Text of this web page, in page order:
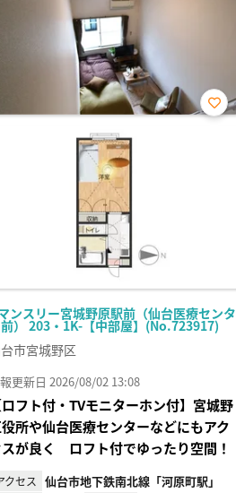
ンスリー宮城野原駅前（仙台医療センタ
） 203・1K-【中部屋】(No.723917)
お気
市宮城野区
更新日 2026/08/02 13:08
ロフト付・TVモニターホン付】宮城野
所や仙台医療センターなどにもアク
が良く ロフト付でゆったり空間！
クセス 仙台市地下鉄南北線「河原町駅」